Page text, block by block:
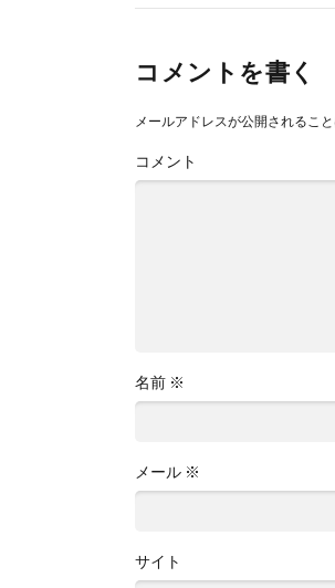
コメントを書く
メールアドレスが公開されること
コメント
名前 ※
メール ※
サイト